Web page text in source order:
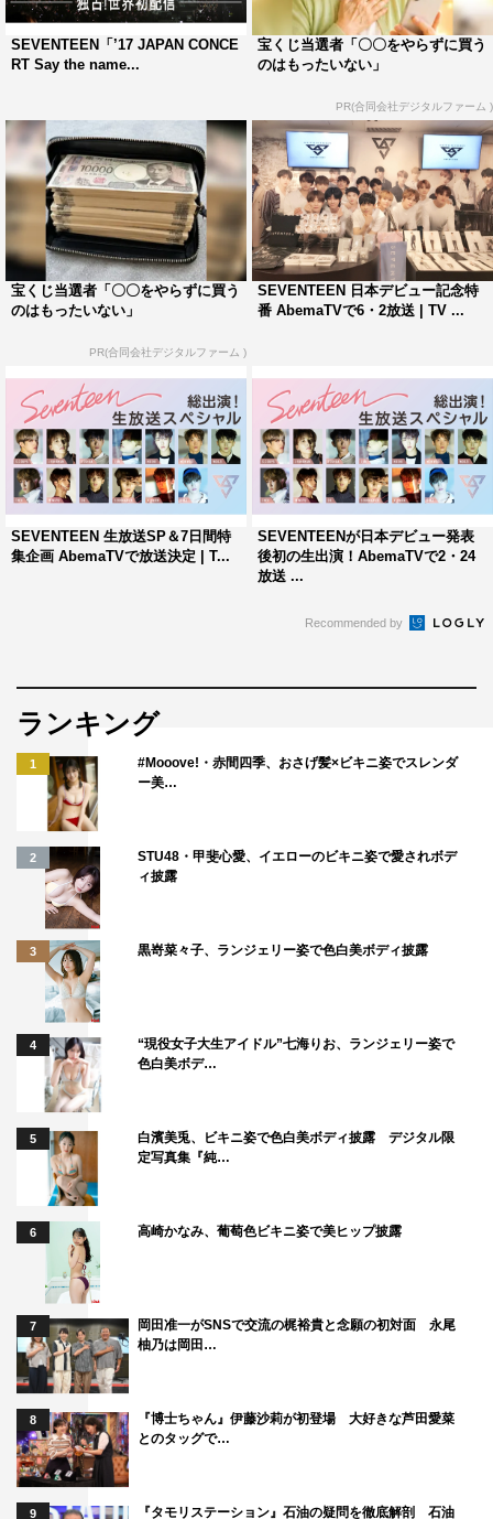
AbemaTV『【独占世界初配信】SEVENTEEN’17 JAPAN
CONCERT』
放送日時：9月1日（土）後9時～11時10分
放送チャンネル：K WORLD
放送URL：https://abema.tv/channels/k-
world/slots/8ugipdWtVS8V8K
Abemaビデオ『【2周年記念レギュラー番組】日韓同時！
SEVENTEEN出演「SVTクラブ」』
放送URL：https://abema.tv/video/title/347-10
Abemaビデオ『【SEVENTEEN日本デビュー後初のレギ
ュラー番組】ガチ！セブチTV』
放送チャンネル：K WORLD
放送URL：https://abema.tv/video/title/327-20
Abemaビデオ『GOING SEVENTEEN』
©AbemaTV
AbemaTV
SEVENTEEN「’17 JAPAN CONCE
RT Say the name...
宝くじ当選者「〇〇をやらずに買う
のはもったいない」
PR(合同会社デジタルファーム )
宝くじ当選者「〇〇をやらずに買う
のはもったいない」
PR(合同会社デジタルファーム )
SEVENTEEN 日本デビュー記念特
番 AbemaTVで6・2放送 | TV ...
SEVENTEEN 生放送SP＆7日間特
集企画 AbemaTVで放送決定 | T...
SEVENTEENが日本デビュー発表
後初の生出演！AbemaTVで2・24
放送 ...
Recommended by
ランキング
1
#Mooove!・赤間四季、おさげ髪×ビキニ姿でスレンダ
ー美…
2
STU48・甲斐心愛、イエローのビキニ姿で愛されボデ
ィ披露
3 黒嵜菜々子、ランジェリー姿で色白美ボディ披露
4
“現役女子大生アイドル”七海りお、ランジェリー姿で
色白美ボデ…
5
白濱美兎、ビキニ姿で色白美ボディ披露 デジタル限
定写真集『純…
6 高崎かなみ、葡萄色ビキニ姿で美ヒップ披露
7
岡田准一がSNSで交流の梶裕貴と念願の初対面 永尾
柚乃は岡田…
8
『博士ちゃん』伊藤沙莉が初登場 大好きな芦田愛菜
とのタッグで…
9 『タモリステーション』石油の疑問を徹底解剖 石油